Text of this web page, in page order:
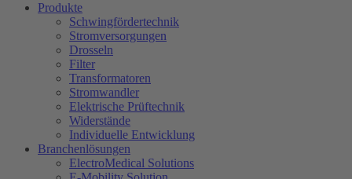
Produkte
Schwingfördertechnik
Stromversorgungen
Drosseln
Filter
Transformatoren
Stromwandler
Elektrische Prüftechnik
Widerstände
Individuelle Entwicklung
Branchenlösungen
ElectroMedical Solutions